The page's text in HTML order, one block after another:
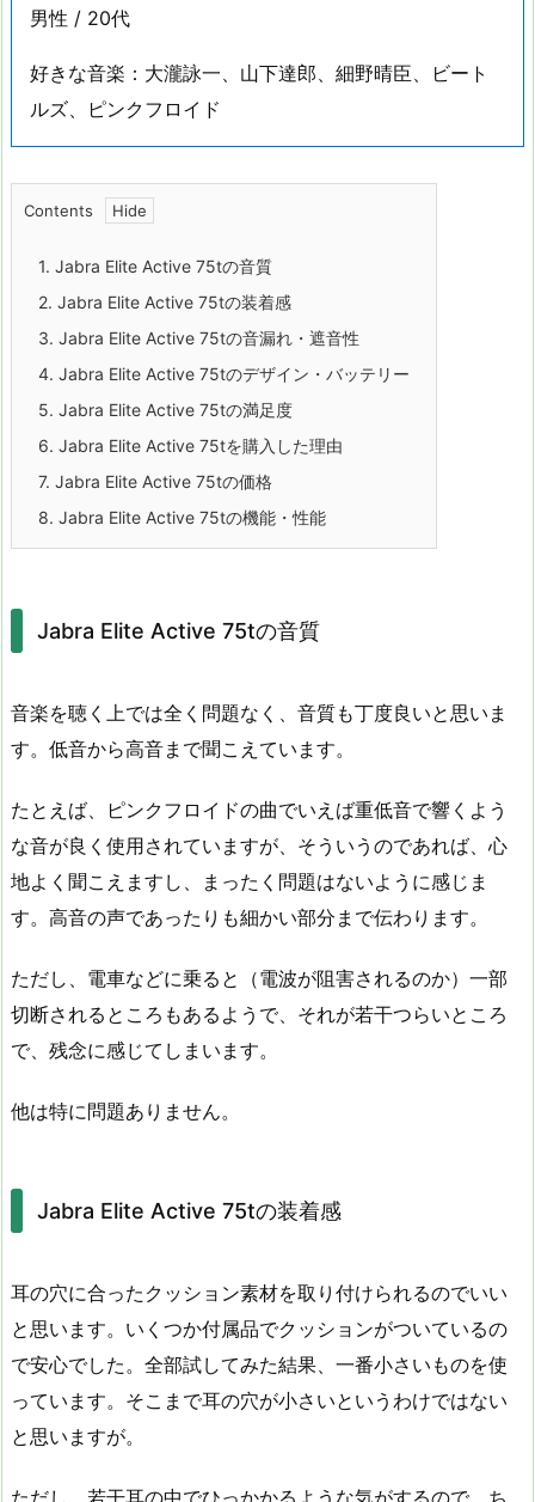
男性 / 20代
好きな音楽：大瀧詠一、山下達郎、細野晴臣、ビート
ルズ、ピンクフロイド
Contents
1. Jabra Elite Active 75tの音質
2. Jabra Elite Active 75tの装着感
3. Jabra Elite Active 75tの音漏れ・遮音性
4. Jabra Elite Active 75tのデザイン・バッテリー
5. Jabra Elite Active 75tの満足度
6. Jabra Elite Active 75tを購入した理由
7. Jabra Elite Active 75tの価格
8. Jabra Elite Active 75tの機能・性能
Jabra Elite Active 75tの音質
音楽を聴く上では全く問題なく、音質も丁度良いと思いま
す。低音から高音まで聞こえています。
たとえば、ピンクフロイドの曲でいえば重低音で響くよう
な音が良く使用されていますが、そういうのであれば、心
地よく聞こえますし、まったく問題はないように感じま
す。高音の声であったりも細かい部分まで伝わります。
ただし、電車などに乗ると（電波が阻害されるのか）一部
切断されるところもあるようで、それが若干つらいところ
で、残念に感じてしまいます。
他は特に問題ありません。
Jabra Elite Active 75tの装着感
耳の穴に合ったクッション素材を取り付けられるのでいい
と思います。いくつか付属品でクッションがついているの
で安心でした。全部試してみた結果、一番小さいものを使
っています。そこまで耳の穴が小さいというわけではない
と思いますが。
ただし、若干耳の中でひっかかるような気がするので、ち